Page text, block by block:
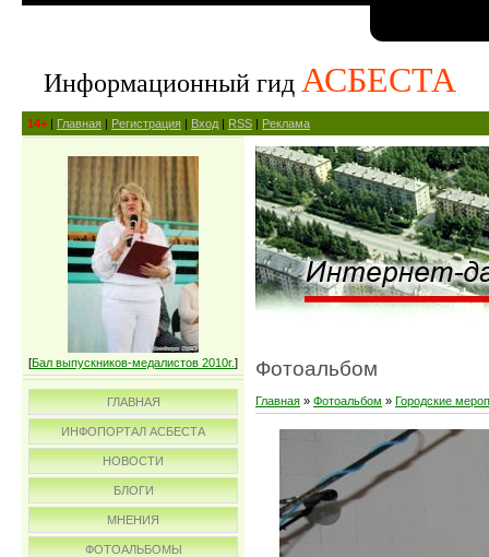
Информационный гид АСБЕСТА
14+ | Главная | Регистрация | Вход | RSS | Реклама
[Бал выпускников-медалистов 2010г.]
ГЛАВНАЯ
ИНФОПОРТАЛ АСБЕСТА
НОВОСТИ
БЛОГИ
МНЕНИЯ
ФОТОАЛЬБОМЫ
Фотоальбом
Главная » Фотоальбом » Городские